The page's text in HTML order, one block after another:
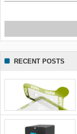
RECENT POSTS